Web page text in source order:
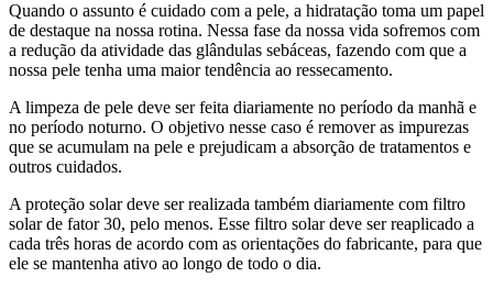
Quando o assunto é cuidado com a pele, a hidratação toma um papel
de destaque na nossa rotina. Nessa fase da nossa vida sofremos com
a redução da atividade das glândulas sebáceas, fazendo com que a
nossa pele tenha uma maior tendência ao ressecamento.
A limpeza de pele deve ser feita diariamente no período da manhã e
no período noturno. O objetivo nesse caso é remover as impurezas
que se acumulam na pele e prejudicam a absorção de tratamentos e
outros cuidados.
A proteção solar deve ser realizada também diariamente com filtro
solar de fator 30, pelo menos. Esse filtro solar deve ser reaplicado a
cada três horas de acordo com as orientações do fabricante, para que
ele se mantenha ativo ao longo de todo o dia.